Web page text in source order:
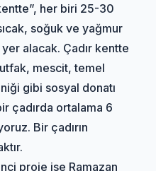
her biri 25-30
soğuk ve yağmur
yer alacak. Çadır kentte
mescit, temel
gibi sosyal donatı
çadırda ortalama 6
Bir çadırın
proje ise Ramazan